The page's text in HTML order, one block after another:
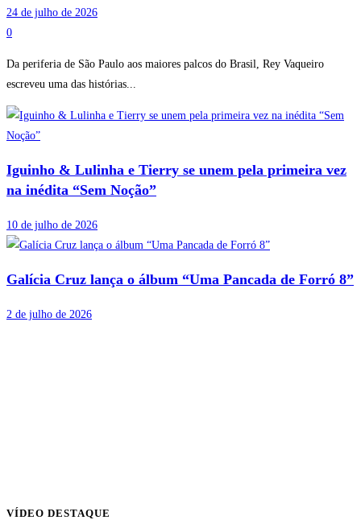
24 de julho de 2026
0
Da periferia de São Paulo aos maiores palcos do Brasil, Rey Vaqueiro
escreveu uma das histórias...
Iguinho & Lulinha e Tierry se unem pela primeira vez
na inédita “Sem Noção”
10 de julho de 2026
Galícia Cruz lança o álbum “Uma Pancada de Forró 8”
2 de julho de 2026
VÍDEO DESTAQUE